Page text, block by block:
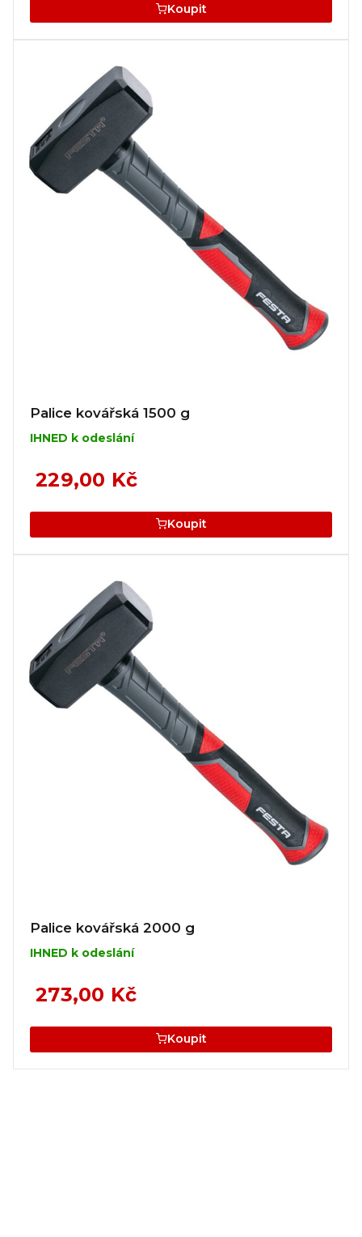
Koupit
Palice kovářská 1500 g
IHNED k odeslání
229,00 Kč
Koupit
Palice kovářská 2000 g
IHNED k odeslání
273,00 Kč
Koupit